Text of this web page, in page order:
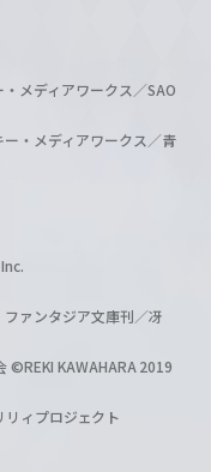
メディアワークス／SAO
・メディアワークス／青
ァンタジア文庫刊／冴
©REKI KAWAHARA 2019
ィプロジェクト